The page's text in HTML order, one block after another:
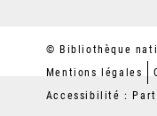
© Bibliothèque
Mentions légales
Accessibilité :